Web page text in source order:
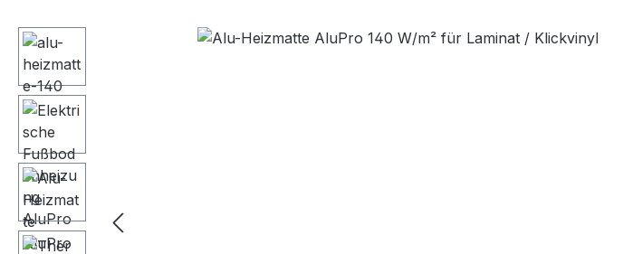
Bildergalerie überspringen